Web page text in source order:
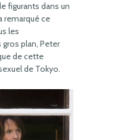
figurants dans un
remarqué ce
les
plan, Peter
de cette
de Tokyo.